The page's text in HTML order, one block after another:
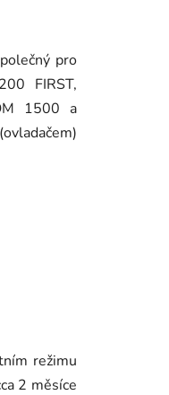
pro
FIRST,
1500 a
režimu
2 měsíce